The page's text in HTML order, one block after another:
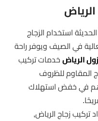
استخدام الزجاج
في الصيف ويوفر راحة
الرياضخدمات تركيب
المقاوم للظروف
في خفض استهلاك
تركيب زجاج الرياض,